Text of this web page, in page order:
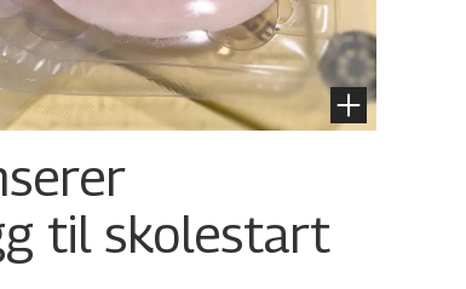
til skolestart